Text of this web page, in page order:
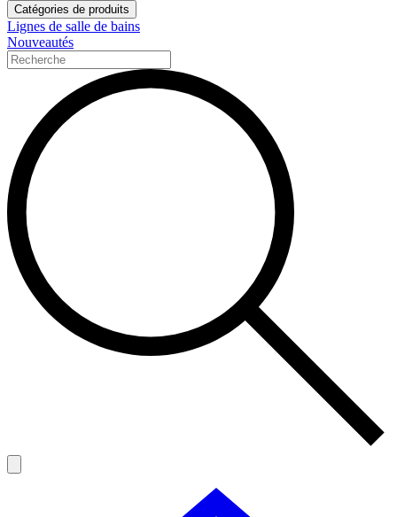
Catégories de produits
Lignes de salle de bains
Nouveautés